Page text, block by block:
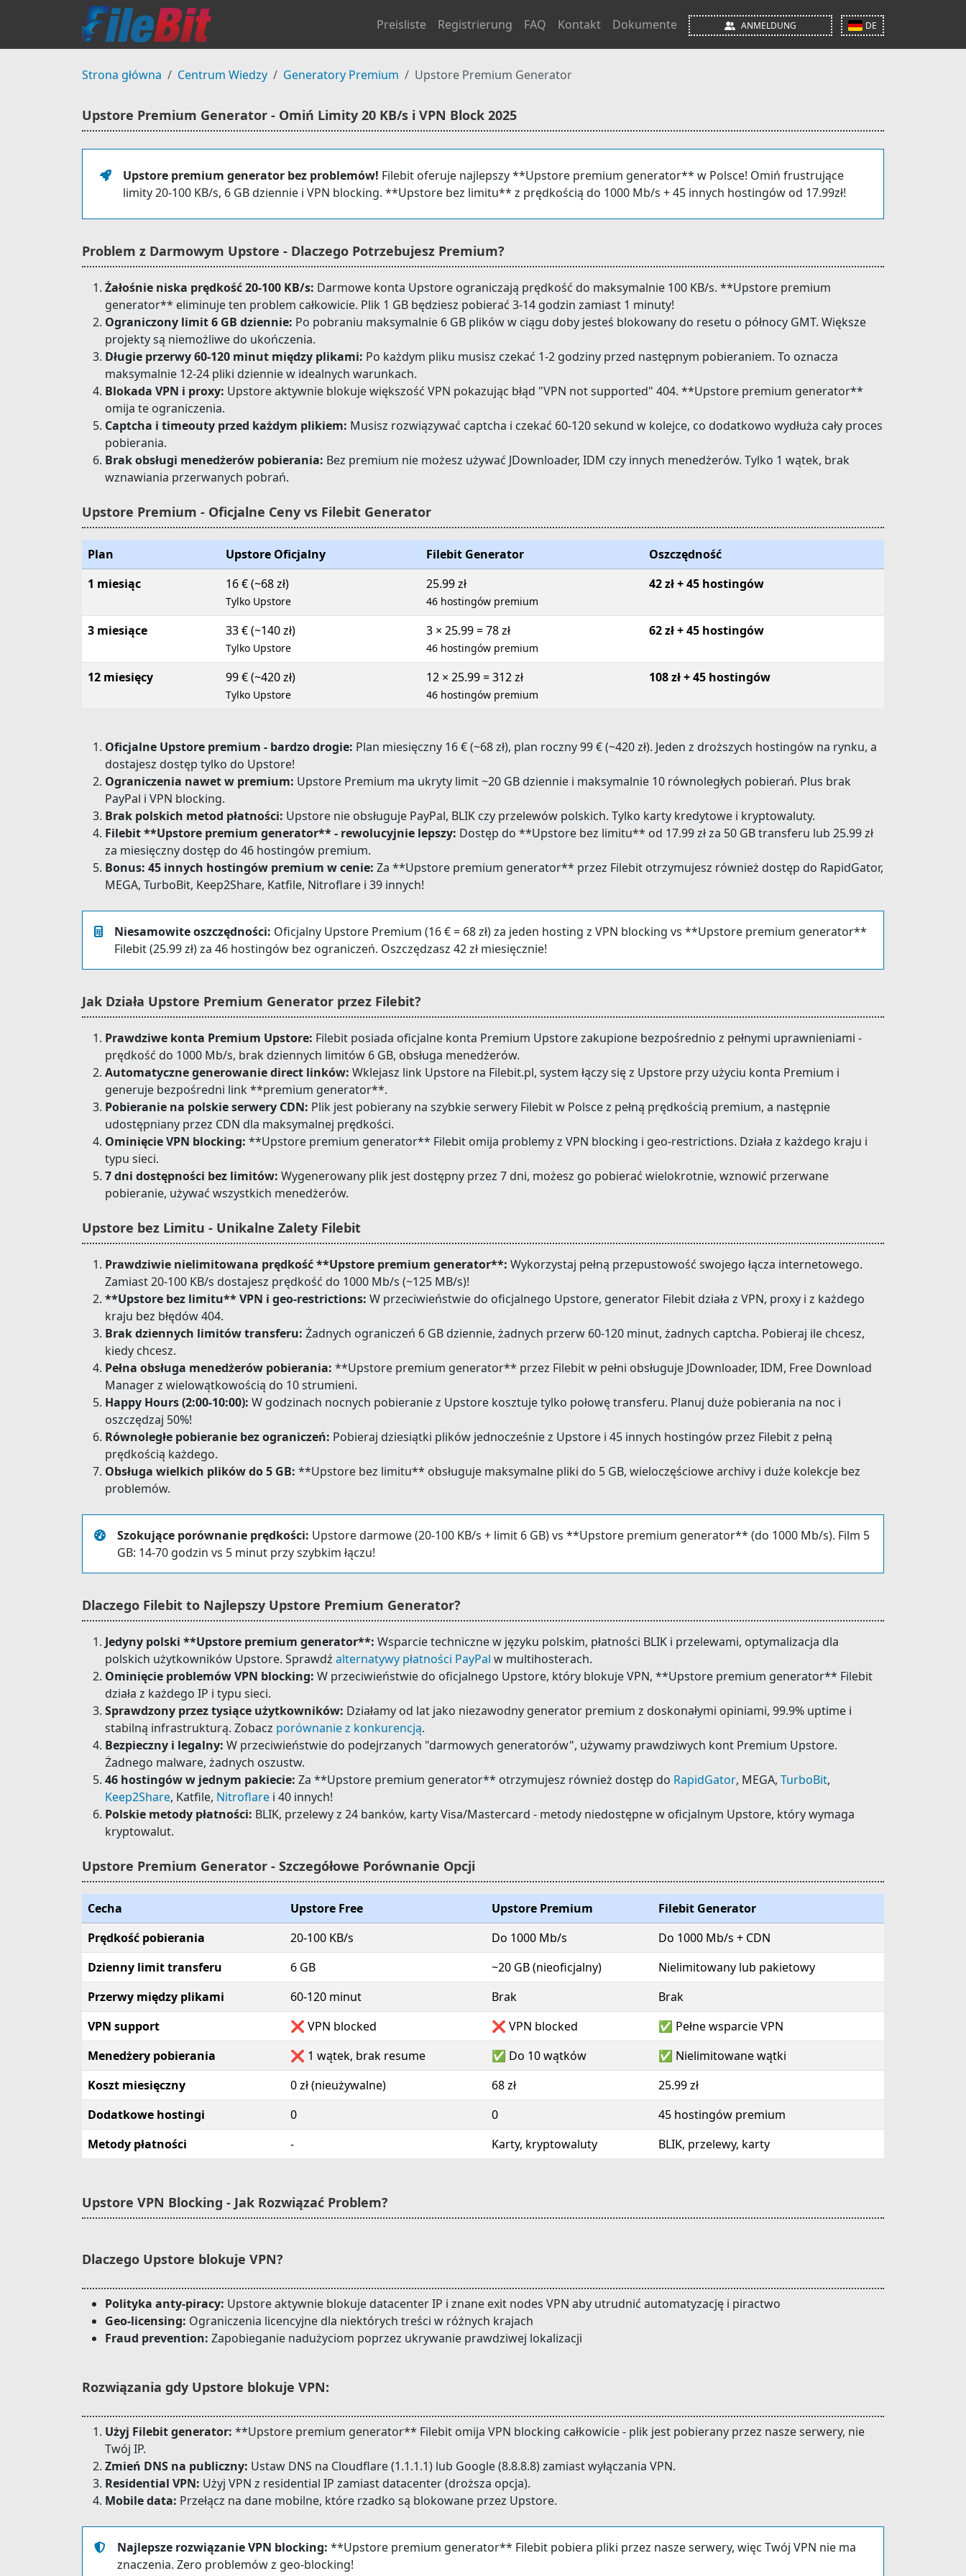
Preisliste Registrierung FAQ Kontakt Dokumente ANMELDUNG DE
Strona główna Centrum Wiedzy Generatory Premium Upstore Premium Generator
Upstore Premium Generator - Omiń Limity 20 KB/s i VPN Block 2025
Upstore premium generator bez problemów! Filebit oferuje najlepszy **Upstore premium generator** w Polsce! Omiń frustrujące
limity 20-100 KB/s, 6 GB dziennie i VPN blocking. **Upstore bez limitu** z prędkością do 1000 Mb/s + 45 innych hostingów od 17.99zł!
Problem z Darmowym Upstore - Dlaczego Potrzebujesz Premium?
Żałośnie niska prędkość 20-100 KB/s: Darmowe konta Upstore ograniczają prędkość do maksymalnie 100 KB/s. **Upstore premium
generator** eliminuje ten problem całkowicie. Plik 1 GB będziesz pobierać 3-14 godzin zamiast 1 minuty!
Ograniczony limit 6 GB dziennie: Po pobraniu maksymalnie 6 GB plików w ciągu doby jesteś blokowany do resetu o północy GMT. Większe
projekty są niemożliwe do ukończenia.
Długie przerwy 60-120 minut między plikami: Po każdym pliku musisz czekać 1-2 godziny przed następnym pobieraniem. To oznacza
maksymalnie 12-24 pliki dziennie w idealnych warunkach.
Blokada VPN i proxy: Upstore aktywnie blokuje większość VPN pokazując błąd "VPN not supported" 404. **Upstore premium generator**
omija te ograniczenia.
Captcha i timeouty przed każdym plikiem: Musisz rozwiązywać captcha i czekać 60-120 sekund w kolejce, co dodatkowo wydłuża cały proces
pobierania.
Brak obsługi menedżerów pobierania: Bez premium nie możesz używać JDownloader, IDM czy innych menedżerów. Tylko 1 wątek, brak
wznawiania przerwanych pobrań.
Upstore Premium - Oficjalne Ceny vs Filebit Generator
Plan Upstore Oficjalny Filebit Generator
Oszczędność
1 miesiąc
16 € (~68 zł)
Tylko Upstore
25.99 zł
46 hostingów premium
42 zł + 45 hostingów
3 miesiące 33 € (~140 zł)
Tylko Upstore
3 × 25.99 = 78 zł
46 hostingów premium
62 zł + 45 hostingów
12 miesięcy 99 € (~420 zł)
Tylko Upstore
12 × 25.99 = 312 zł
46 hostingów premium
108 zł + 45 hostingów
Oficjalne Upstore premium - bardzo drogie: Plan miesięczny 16 € (~68 zł), plan roczny 99 € (~420 zł). Jeden z droższych hostingów na rynku, a
dostajesz dostęp tylko do Upstore!
Ograniczenia nawet w premium: Upstore Premium ma ukryty limit ~20 GB dziennie i maksymalnie 10 równoległych pobierań. Plus brak
PayPal i VPN blocking.
Brak polskich metod płatności: Upstore nie obsługuje PayPal, BLIK czy przelewów polskich. Tylko karty kredytowe i kryptowaluty.
Filebit **Upstore premium generator** - rewolucyjnie lepszy: Dostęp do **Upstore bez limitu** od 17.99 zł za 50 GB transferu lub 25.99 zł
za miesięczny dostęp do 46 hostingów premium.
Bonus: 45 innych hostingów premium w cenie: Za **Upstore premium generator** przez Filebit otrzymujesz również dostęp do RapidGator,
MEGA, TurboBit, Keep2Share, Katfile, Nitroflare i 39 innych!
Niesamowite oszczędności: Oficjalny Upstore Premium (16 € = 68 zł) za jeden hosting z VPN blocking vs **Upstore premium generator**
Filebit (25.99 zł) za 46 hostingów bez ograniczeń. Oszczędzasz 42 zł miesięcznie!
Jak Działa Upstore Premium Generator przez Filebit?
Prawdziwe konta Premium Upstore: Filebit posiada oficjalne konta Premium Upstore zakupione bezpośrednio z pełnymi uprawnieniami -
prędkość do 1000 Mb/s, brak dziennych limitów 6 GB, obsługa menedżerów.
Automatyczne generowanie direct linków: Wklejasz link Upstore na Filebit.pl, system łączy się z Upstore przy użyciu konta Premium i
generuje bezpośredni link **premium generator**.
Pobieranie na polskie serwery CDN: Plik jest pobierany na szybkie serwery Filebit w Polsce z pełną prędkością premium, a następnie
udostępniany przez CDN dla maksymalnej prędkości.
Ominięcie VPN blocking: **Upstore premium generator** Filebit omija problemy z VPN blocking i geo-restrictions. Działa z każdego kraju i
typu sieci.
7 dni dostępności bez limitów: Wygenerowany plik jest dostępny przez 7 dni, możesz go pobierać wielokrotnie, wznowić przerwane
pobieranie, używać wszystkich menedżerów.
Upstore bez Limitu - Unikalne Zalety Filebit
Prawdziwie nielimitowana prędkość **Upstore premium generator**: Wykorzystaj pełną przepustowość swojego łącza internetowego.
Zamiast 20-100 KB/s dostajesz prędkość do 1000 Mb/s (~125 MB/s)!
**Upstore bez limitu** VPN i geo-restrictions: W przeciwieństwie do oficjalnego Upstore, generator Filebit działa z VPN, proxy i z każdego
kraju bez błędów 404.
Brak dziennych limitów transferu: Żadnych ograniczeń 6 GB dziennie, żadnych przerw 60-120 minut, żadnych captcha. Pobieraj ile chcesz,
kiedy chcesz.
Pełna obsługa menedżerów pobierania: **Upstore premium generator** przez Filebit w pełni obsługuje JDownloader, IDM, Free Download
Manager z wielowątkowością do 10 strumieni.
Happy Hours (2:00-10:00): W godzinach nocnych pobieranie z Upstore kosztuje tylko połowę transferu. Planuj duże pobierania na noc i
oszczędzaj 50%!
Równoległe pobieranie bez ograniczeń: Pobieraj dziesiątki plików jednocześnie z Upstore i 45 innych hostingów przez Filebit z pełną
prędkością każdego.
Obsługa wielkich plików do 5 GB: **Upstore bez limitu** obsługuje maksymalne pliki do 5 GB, wieloczęściowe archivy i duże kolekcje bez
problemów.
Szokujące porównanie prędkości: Upstore darmowe (20-100 KB/s + limit 6 GB) vs **Upstore premium generator** (do 1000 Mb/s). Film 5
GB: 14-70 godzin vs 5 minut przy szybkim łączu!
Dlaczego Filebit to Najlepszy Upstore Premium Generator?
Jedyny polski **Upstore premium generator**: Wsparcie techniczne w języku polskim, płatności BLIK i przelewami, optymalizacja dla
polskich użytkowników Upstore. Sprawdź alternatywy płatności PayPal w multihosterach.
Ominięcie problemów VPN blocking: W przeciwieństwie do oficjalnego Upstore, który blokuje VPN, **Upstore premium generator** Filebit
działa z każdego IP i typu sieci.
Sprawdzony przez tysiące użytkowników: Działamy od lat jako niezawodny generator premium z doskonałymi opiniami, 99.9% uptime i
stabilną infrastrukturą. Zobacz porównanie z konkurencją.
Bezpieczny i legalny: W przeciwieństwie do podejrzanych "darmowych generatorów", używamy prawdziwych kont Premium Upstore.
Żadnego malware, żadnych oszustw.
46 hostingów w jednym pakiecie: Za **Upstore premium generator** otrzymujesz również dostęp do RapidGator, MEGA, TurboBit,
Keep2Share, Katfile, Nitroflare i 40 innych!
Polskie metody płatności: BLIK, przelewy z 24 banków, karty Visa/Mastercard - metody niedostępne w oficjalnym Upstore, który wymaga
kryptowalut.
Upstore Premium Generator - Szczegółowe Porównanie Opcji
Cecha Upstore Free Upstore Premium
Filebit Generator
Prędkość pobierania
20-100 KB/s Do 1000 Mb/s
Do 1000 Mb/s + CDN
Dzienny limit transferu
6 GB ~20 GB (nieoficjalny)
Nielimitowany lub pakietowy
Przerwy między plikami
60-120 minut Brak
Brak
VPN support
❌ VPN blocked ❌ VPN blocked
✅ Pełne wsparcie VPN
Menedżery pobierania
❌ 1 wątek, brak resume ✅ Do 10 wątków
✅ Nielimitowane wątki
Koszt miesięczny
0 zł (nieużywalne) 68 zł
25.99 zł
Dodatkowe hostingi
0 0
45 hostingów premium
Metody płatności
- Karty, kryptowaluty BLIK, przelewy, karty
Upstore VPN Blocking - Jak Rozwiązać Problem?
Dlaczego Upstore blokuje VPN?
Polityka anty-piracy: Upstore aktywnie blokuje datacenter IP i znane exit nodes VPN aby utrudnić automatyzację i piractwo
Geo-licensing: Ograniczenia licencyjne dla niektórych treści w różnych krajach
Fraud prevention: Zapobieganie nadużyciom poprzez ukrywanie prawdziwej lokalizacji
Rozwiązania gdy Upstore blokuje VPN:
Użyj Filebit generator: **Upstore premium generator** Filebit omija VPN blocking całkowicie - plik jest pobierany przez nasze serwery, nie
Twój IP.
Zmień DNS na publiczny: Ustaw DNS na Cloudflare (1.1.1.1) lub Google (8.8.8.8) zamiast wyłączania VPN.
Residential VPN: Użyj VPN z residential IP zamiast datacenter (droższa opcja).
Mobile data: Przełącz na dane mobilne, które rzadko są blokowane przez Upstore.
Najlepsze rozwiązanie VPN blocking: **Upstore premium generator** Filebit pobiera pliki przez nasze serwery, więc Twój VPN nie ma
znaczenia. Zero problemów z geo-blocking!